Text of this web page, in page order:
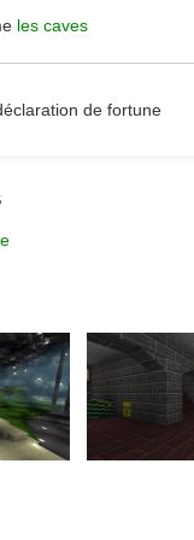
les caves
de fortune